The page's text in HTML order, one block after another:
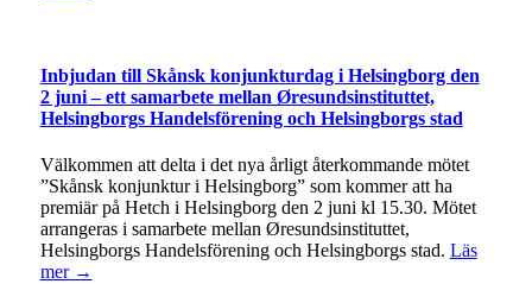
Inbjudan till Skånsk konjunkturdag i Helsingborg den
2 juni – ett samarbete mellan Øresundsinstituttet,
Helsingborgs Handelsförening och Helsingborgs stad
Välkommen att delta i det nya årligt återkommande mötet
”Skånsk konjunktur i Helsingborg” som kommer att ha
premiär på Hetch i Helsingborg den 2 juni kl 15.30. Mötet
arrangeras i samarbete mellan Øresundsinstituttet,
Helsingborgs Handelsförening och Helsingborgs stad. Läs
mer →